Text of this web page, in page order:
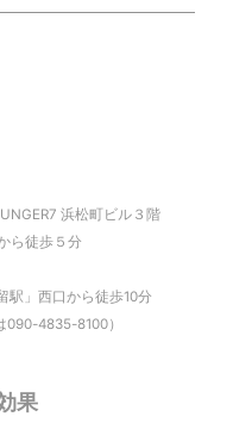
浜松町ビル３階
ら徒歩５分
駅」西口から徒歩10分
4835-8100）
果